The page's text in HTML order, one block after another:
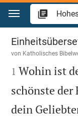
Zum Inhalt springen
Hoheslied 6
von Katholisches

1 Wohin ist
schönste der
dein